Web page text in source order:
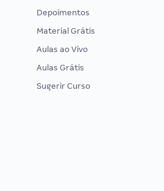
Depoimentos
Material Grátis
Aulas ao Vivo
Aulas Grátis
Sugerir Curso